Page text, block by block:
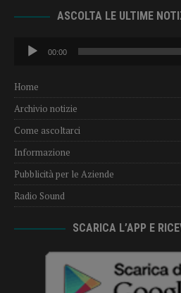
ASCOLTA LE ULTIME
Audio
Player
00:00
Home
Archivio notizie
Come ascoltarci
Informazione
Pubblicità per le Aziende
Radio Sound
SCARICA L’APP E